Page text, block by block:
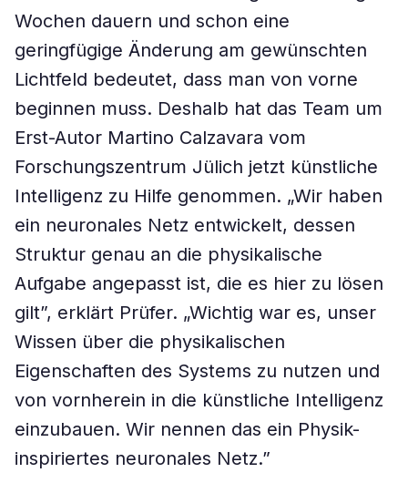
Wochen dauern und schon eine
geringfügige Änderung am gewünschten
Lichtfeld bedeutet, dass man von vorne
beginnen muss. Deshalb hat das Team um
Erst-Autor Martino Calzavara vom
Forschungszentrum Jülich jetzt künstliche
Intelligenz zu Hilfe genommen. „Wir haben
ein neuronales Netz entwickelt, dessen
Struktur genau an die physikalische
Aufgabe angepasst ist, die es hier zu lösen
gilt”, erklärt Prüfer. „Wichtig war es, unser
Wissen über die physikalischen
Eigenschaften des Systems zu nutzen und
von vornherein in die künstliche Intelligenz
einzubauen. Wir nennen das ein Physik-
inspiriertes neuronales Netz.”